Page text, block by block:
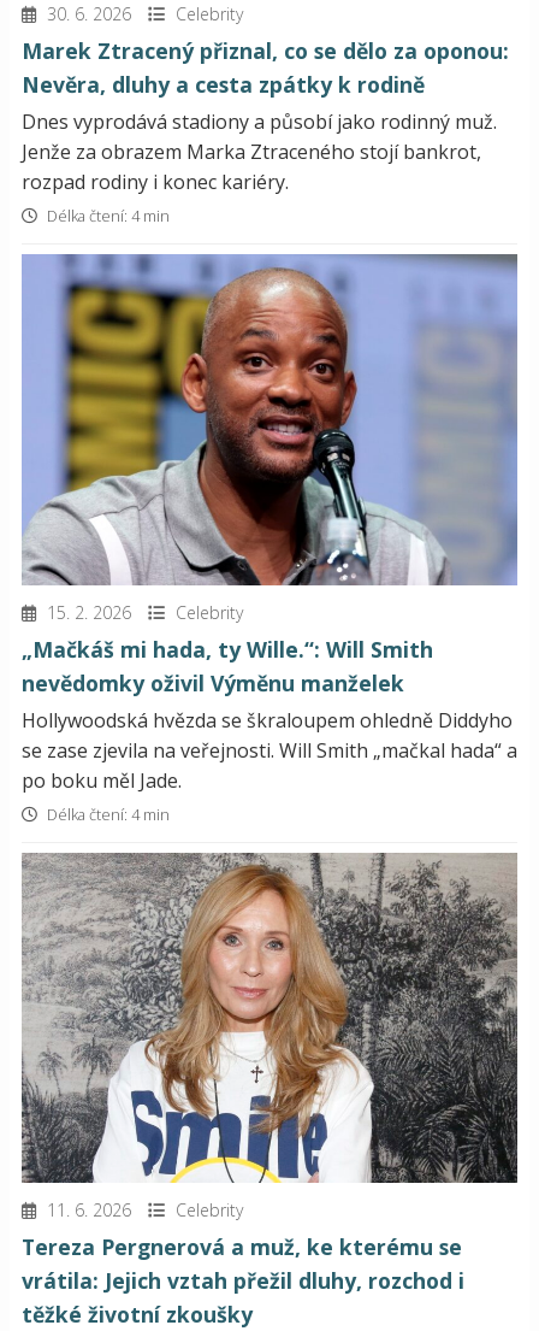
30. 6. 2026 Celebrity
Marek Ztracený přiznal, co se dělo za oponou:
Nevěra, dluhy a cesta zpátky k rodině
Dnes vyprodává stadiony a působí jako rodinný muž.
Jenže za obrazem Marka Ztraceného stojí bankrot,
rozpad rodiny i konec kariéry.
Délka čtení: 4 min
15. 2. 2026 Celebrity
„Mačkáš mi hada, ty Wille.“: Will Smith
nevědomky oživil Výměnu manželek
Hollywoodská hvězda se škraloupem ohledně Diddyho
se zase zjevila na veřejnosti. Will Smith „mačkal hada“ a
po boku měl Jade.
Délka čtení: 4 min
11. 6. 2026 Celebrity
Tereza Pergnerová a muž, ke kterému se
vrátila: Jejich vztah přežil dluhy, rozchod i
těžké životní zkoušky